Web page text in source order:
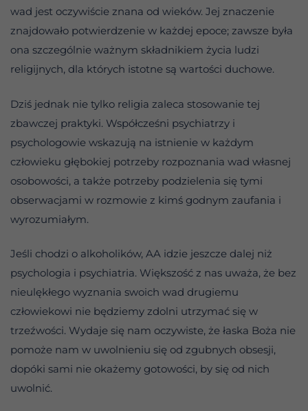
wad jest oczywiście znana od wieków. Jej znaczenie
znajdowało potwierdzenie w każdej epoce; zawsze była
ona szczególnie ważnym składnikiem życia ludzi
religijnych, dla których istotne są wartości duchowe.
Dziś jednak nie tylko religia zaleca stosowanie tej
zbawczej praktyki. Współcześni psychiatrzy i
psychologowie wskazują na istnienie w każdym
człowieku głębokiej potrzeby rozpoznania wad własnej
osobowości, a także potrzeby podzielenia się tymi
obserwacjami w rozmowie z kimś godnym zaufania i
wyrozumiałym.
Jeśli chodzi o alkoholików, AA idzie jeszcze dalej niż
psychologia i psychiatria. Większość z nas uważa, że bez
nieulękłego wyznania swoich wad drugiemu
człowiekowi nie będziemy zdolni utrzymać się w
trzeźwości. Wydaje się nam oczywiste, że łaska Boża nie
pomoże nam w uwolnieniu się od zgubnych obsesji,
dopóki sami nie okażemy gotowości, by się od nich
uwolnić.